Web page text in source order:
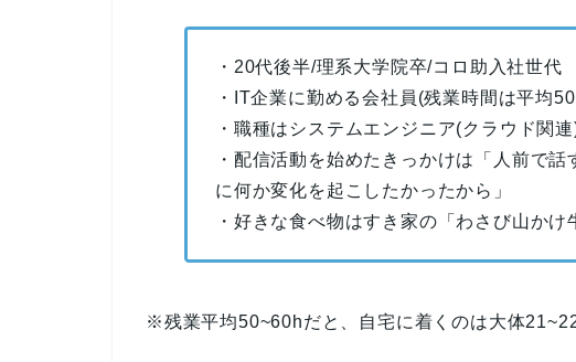
・20代後半/理系大学院卒/コロ助入社世代
・IT企業に勤める会社員(残業時間は平均
・職種はシステムエンジニア(クラウド関
・配信活動を始めたきっかけは「人前で
に何か変化を起こしたかったから」
・好きな食べ物はすき家の「わさび山かけ
※残業平均50~60hだと、自宅に着くのは大体